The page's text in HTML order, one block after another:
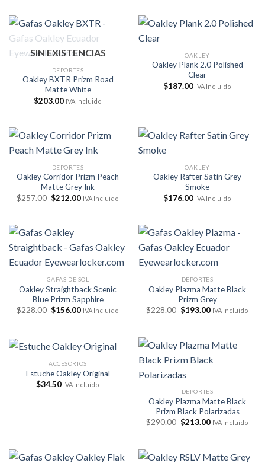
$279.00.$203.00.
SIN EXISTENCIAS
DEPORTES
Oakley BXTR Prizm Road
Matte White
$203.00 IVA Incluido
OAKLEY
Oakley Plank 2.0 Polished
Clear
$187.00 IVA Incluido
DEPORTES
Oakley Corridor Prizm Peach
Matte Grey Ink
$257.00 El
$257.00.
$212.00ElIVA Incluido
OAKLEY
Oakley Rafter Satin Grey
Smoke
$176.00 IVA Incluido
GAFAS DE SOL
Oakley Straightback Scenic
Blue Prizm Sapphire
$228.00 El
$156.00ElIVA Incluido
DEPORTES
Oakley Plazma Matte Black
Prizm Grey
$228.00 El
$228.00.
$193.00El
$193.00.
IVA Incluido
ACCESORIOS
Estuche Oakley Original
$34.50 IVA Incluido
DEPORTES
Oakley Plazma Matte Black
Prizm Black Polarizadas
$290.00 El
$290.00.
$213.00El
$213.00.
IVA Incluido